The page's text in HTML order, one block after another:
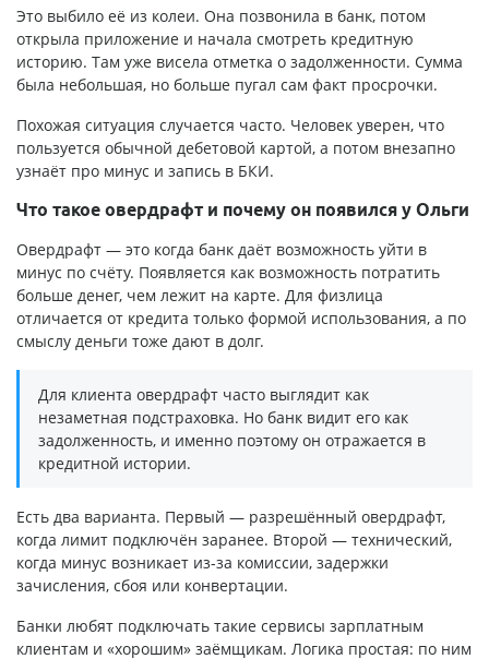
Это выбило её из колеи. Она позвонила в банк, потом
открыла приложение и начала смотреть кредитную
историю. Там уже висела отметка о задолженности. Сумма
была небольшая, но больше пугал сам факт просрочки.
Похожая ситуация случается часто. Человек уверен, что
пользуется обычной дебетовой картой, а потом внезапно
узнаёт про минус и запись в БКИ.
Что такое овердрафт и почему он появился у Ольги
Овердрафт — это когда банк даёт возможность уйти в
минус по счёту. Появляется как возможность потратить
больше денег, чем лежит на карте. Для физлица
отличается от кредита только формой использования, а по
смыслу деньги тоже дают в долг.
Для клиента овердрафт часто выглядит как
незаметная подстраховка. Но банк видит его как
задолженность, и именно поэтому он отражается в
кредитной истории.
Есть два варианта. Первый — разрешённый овердрафт,
когда лимит подключён заранее. Второй — технический,
когда минус возникает из-за комиссии, задержки
зачисления, сбоя или конвертации.
Банки любят подключать такие сервисы зарплатным
клиентам и «хорошим» заёмщикам. Логика простая: по ним